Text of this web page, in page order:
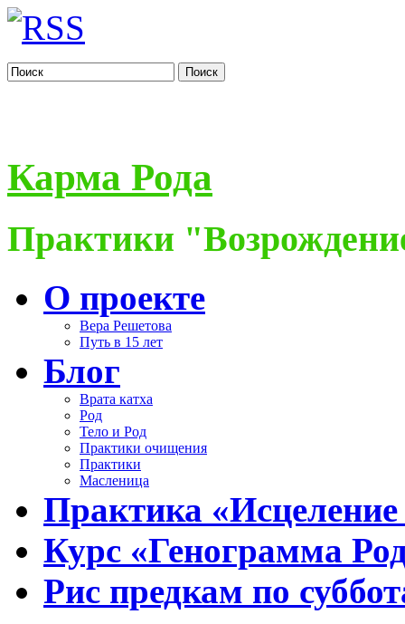
Поиск
Карма Рода
Практики
О проекте
Вера Решетова
Путь в 15 лет
Блог
Врата катха
Род
Тело и Род
Практики очищения
Практики
Масленица
Практика
Курс «Генограмма
Рис предкам по